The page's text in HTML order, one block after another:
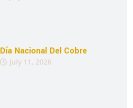
Día Nacional Del Cobre
July 11, 2026